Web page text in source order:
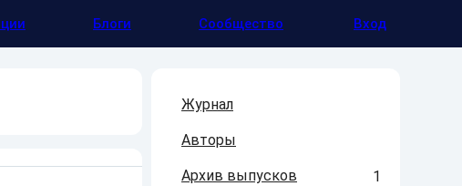
Блоги Сообщество Вход
Журнал
Авторы
Архив выпусков 1